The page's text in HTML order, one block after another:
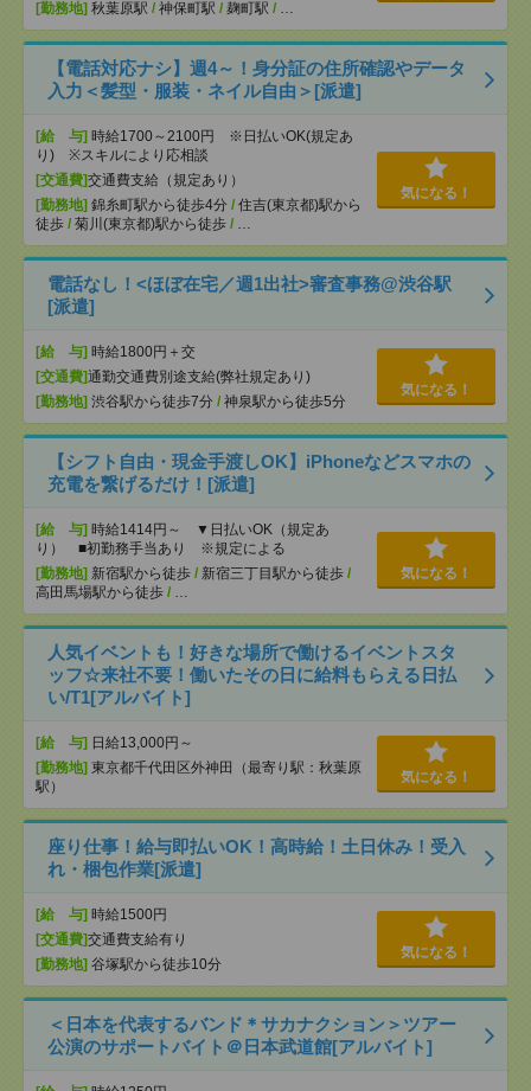
[勤務地] 秋葉原駅 / 神保町駅 / 麹町駅 / …
【電話対応ナシ】週4～！身分証の住所確認やデータ
入力＜髪型・服装・ネイル自由＞[派遣]
[給 与] 時給1700～2100円 ※日払いOK(規定あ
り) ※スキルにより応相談
[交通費]交通費支給（規定あり）
[勤務地] 錦糸町駅から徒歩4分 / 住吉(東京都)駅から
徒歩 / 菊川(東京都)駅から徒歩 / …
気になる！
電話なし！<ほぼ在宅／週1出社>審査事務@渋谷駅
[派遣]
[給 与] 時給1800円＋交
[交通費]通勤交通費別途支給(弊社規定あり)
[勤務地] 渋谷駅から徒歩7分 / 神泉駅から徒歩5分
気になる！
【シフト自由・現金手渡しOK】iPhoneなどスマホの
充電を繋げるだけ！[派遣]
[給 与] 時給1414円～ ▼日払いOK（規定あ
り） ■初勤務手当あり ※規定による
[勤務地] 新宿駅から徒歩 / 新宿三丁目駅から徒歩 /
高田馬場駅から徒歩 / …
気になる！
人気イベントも！好きな場所で働けるイベントスタ
ッフ☆来社不要！働いたその日に給料もらえる日払
い/T1[アルバイト]
[給 与] 日給13,000円～
[勤務地] 東京都千代田区外神田（最寄り駅：秋葉原
駅）
気になる！
座り仕事！給与即払いOK！高時給！土日休み！受入
れ・梱包作業[派遣]
[給 与] 時給1500円
[交通費]交通費支給有り
[勤務地] 谷塚駅から徒歩10分
気になる！
＜日本を代表するバンド＊サカナクション＞ツアー
公演のサポートバイト＠日本武道館[アルバイト]